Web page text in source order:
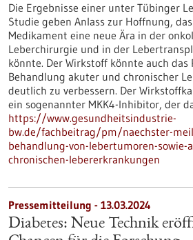
Die Ergebnisse einer unter Tübinger
Studie geben Anlass zur Hoffnung,
Medikament eine neue Ära in der
Leberchirurgie und in der
könnte. Der Wirkstoff könnte auch das
Behandlung akuter und chronischer
deutlich zu verbessern. Der
ein sogenannter MKK4-Inhibitor, der
https://www.gesundheitsindustrie-
bw.de/fachbeitrag/pm/naechster-
behandlung-von-lebertumoren-sowie-
chronischen-lebererkrankungen
Pressemitteilung - 13.03.2024
Diabetes: Neue Technik